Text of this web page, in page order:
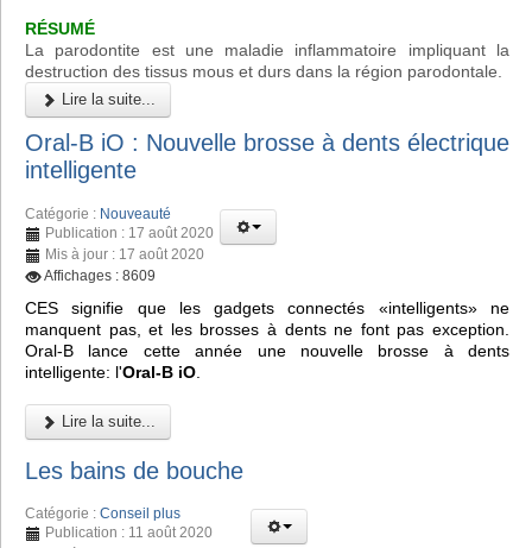
RÉSUMÉ
La parodontite est une maladie inflammatoire impliquant la
destruction des tissus mous et durs dans la région parodontale.
Lire la suite...
Oral-B iO : Nouvelle brosse à dents électrique
intelligente
Catégorie : Nouveauté
Publication : 17 août 2020
Mis à jour : 17 août 2020
Affichages : 8609
CES signifie que les gadgets connectés «intelligents» ne
manquent pas, et les brosses à dents ne font pas exception.
Oral-B lance cette année une nouvelle brosse à dents
intelligente: l'Oral-B iO
Lire la suite...
Les bains de bouche
Catégorie : Conseil plus
Publication : 11 août 2020